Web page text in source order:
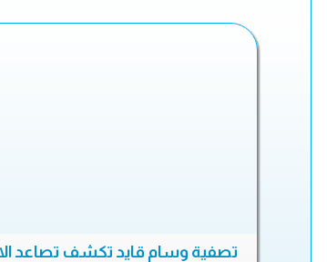
تصفية وسام قايد تكشف تصاعد